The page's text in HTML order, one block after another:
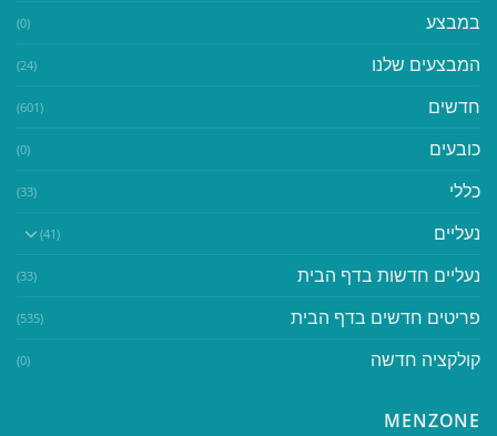
במבצע (0)
המבצעים שלנו (24)
חדשים (601)
כובעים (0)
כללי (33)
נעליים (41)
נעליים חדשות בדף הבית (33)
פריטים חדשים בדף הבית (535)
קולקציה חדשה (0)
MENZONE